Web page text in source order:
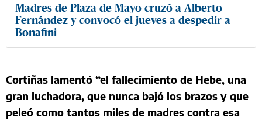
Madres de Plaza de Mayo cruzó a Alberto
Fernández y convocó el jueves a despedir a
Bonafini
Cortiñas lamentó “el fallecimiento de Hebe, una
gran luchadora, que nunca bajó los brazos y que
peleó como tantos miles de madres contra esa